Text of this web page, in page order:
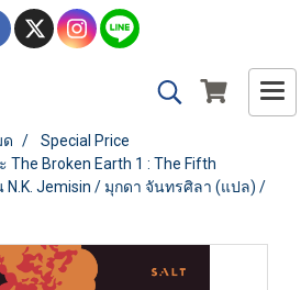
ด
Special Price
Broken Earth 1 : The Fifth
N.K. Jemisin / มุกดา จันทรศิลา (แปล) /